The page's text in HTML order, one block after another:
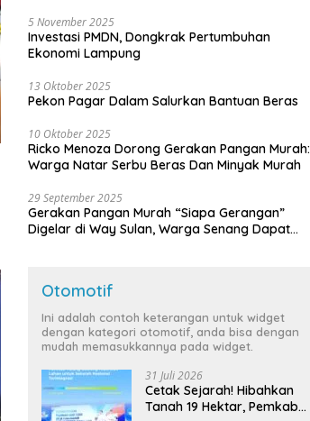
5 November 2025
Investasi PMDN, Dongkrak Pertumbuhan
Ekonomi Lampung
13 Oktober 2025
Pekon Pagar Dalam Salurkan Bantuan Beras
10 Oktober 2025
Ricko Menoza Dorong Gerakan Pangan Murah:
Warga Natar Serbu Beras Dan Minyak Murah
29 September 2025
Gerakan Pangan Murah “Siapa Gerangan”
Digelar di Way Sulan, Warga Senang Dapat
Otomotif
Ini adalah contoh keterangan untuk widget
dengan kategori otomotif, anda bisa dengan
mudah memasukkannya pada widget.
31 Juli 2026
Cetak Sejarah! Hibahkan
Tanah 19 Hektar, Pemkab